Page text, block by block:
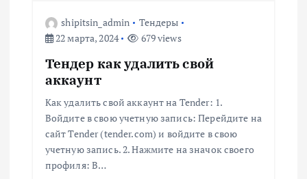
shipitsin_admin
Тендеры
22 марта, 2024
679 views
Тендер как удалить свой
аккаунт
Как удалить свой аккаунт на Tender: 1.
Войдите в свою учетную запись: Перейдите на
сайт Tender (tender.com) и войдите в свою
учетную запись. 2. Нажмите на значок своего
профиля: В…